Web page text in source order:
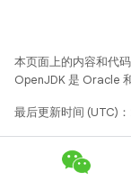
本页面上的内容和代
OpenJDK 是 Oracle
最后更新时间 (UTC)